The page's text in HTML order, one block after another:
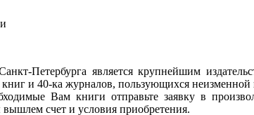
Петербурга является крупнейшим
и 40-ка журналов, пользующихся неизменной
Вам книги отправьте заявку в
вышлем счет и условия приобретения.